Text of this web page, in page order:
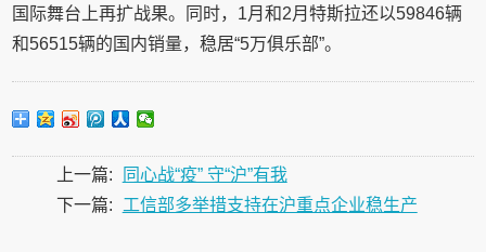
国际舞台上再扩战果。同时，1月和2月特斯拉还以59846辆
和56515辆的国内销量，稳居“5万俱乐部”。
上一篇:
同心战“疫” 守“沪”有我
下一篇:
工信部多举措支持在沪重点企业稳生产